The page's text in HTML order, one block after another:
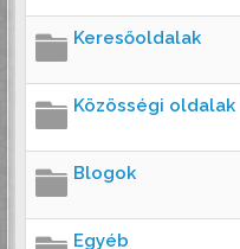
Keresőoldalak
Közösségi oldalak
Blogok
Egyéb